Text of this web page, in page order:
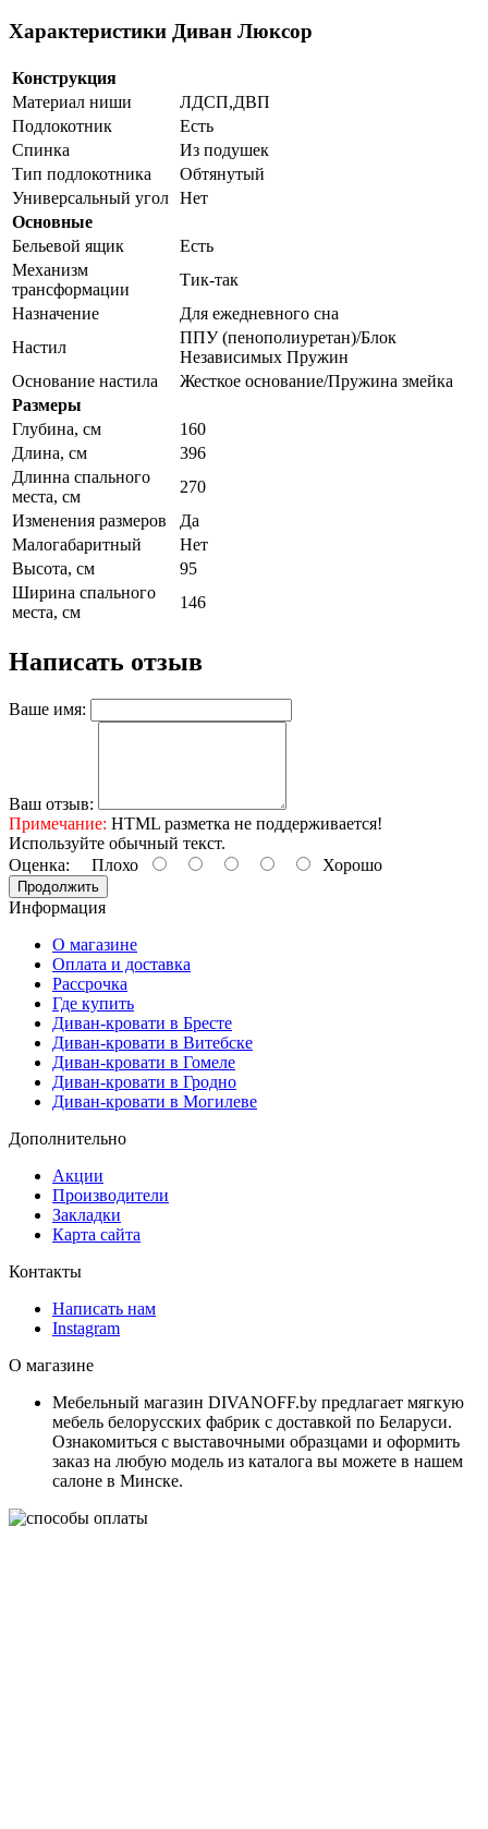
Характеристики Диван Люксор
Конструкция
Материал ниши
ЛДСП,ДВП
Подлокотник
Есть
Спинка
Из подушек
Тип подлокотника
Обтянутый
Универсальный угол Нет
Основные
Бельевой ящик
Есть
Механизм
трансформации
Тик-так
Назначение
Для ежедневного сна
Настил
ППУ (пенополиуретан)/Блок
Независимых Пружин
Основание настила
Жесткое основание/Пружина змейка
Размеры
Глубина, см
160
Длина, см
396
Длинна спального
места, см
270
Изменения размеров
Да
Малогабаритный
Нет
Высота, см
95
Ширина спального
места, см
146
Написать отзыв
Ваше имя:
Ваш отзыв:
Примечание: HTML разметка не поддерживается!
Используйте обычный текст.
Оценка: Плохо Хорошо
Продолжить
Информация
О магазине
Оплата и доставка
Рассрочка
Где купить
Диван-кровати в Бресте
Диван-кровати в Витебске
Диван-кровати в Гомеле
Диван-кровати в Гродно
Диван-кровати в Могилеве
Дополнительно
Акции
Производители
Закладки
Карта сайта
Контакты
Написать нам
Instagram
О магазине
Мебельный магазин DIVANOFF.by предлагает мягкую
мебель белорусских фабрик с доставкой по Беларуси.
Ознакомиться с выставочными образцами и оформить
заказ на любую модель из каталога вы можете в нашем
салоне в Минске.